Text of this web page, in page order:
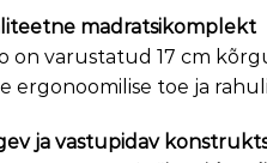
madratsikomplekt
on varustatud 17 cm
ergonoomilise toe ja
ja vastupidav